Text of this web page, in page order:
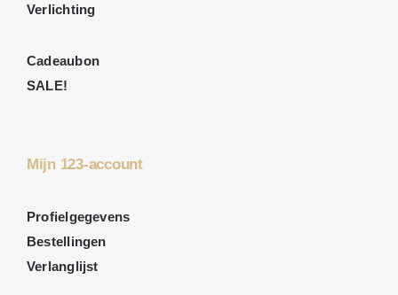
Verlichting
Cadeaubon
SALE!
Mijn 123-account
Profielgegevens
Bestellingen
Verlanglijst